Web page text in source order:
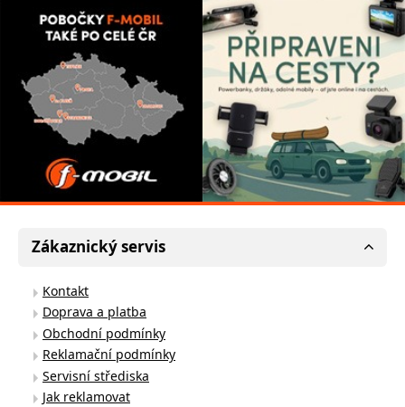
Zákaznický servis
Kontakt
Doprava a platba
Obchodní podmínky
Reklamační podmínky
Servisní střediska
Jak reklamovat